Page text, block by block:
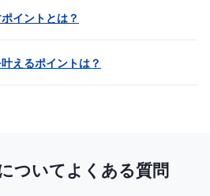
イントとは？
えるポイントは？
ついてよくある質問